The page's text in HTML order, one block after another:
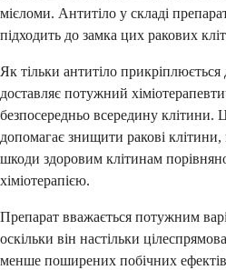
мієломи. Антитіло у складі
підходить до замка цих ракових
Як тільки антитіло
доставляє потужний
безпосередньо всередину клітини.
допомагає знищити ракові
шкоди здоровим клітинам
хіміотерапією.
Препарат вважається потужним
оскільки він настільки
менше поширених побічних